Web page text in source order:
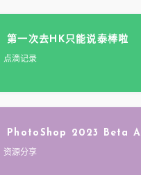
第一次去HK只能说泰棒啦
点滴记录
PhotoShop 2023 Beta
资源分享